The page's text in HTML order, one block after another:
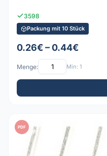
3598
Packung mit 10 Stück
0.26€ – 0.44€
Menge: Min: 1
PDF